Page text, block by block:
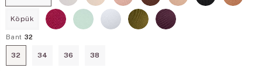
Köpük
Bant 32
32 34 36 38